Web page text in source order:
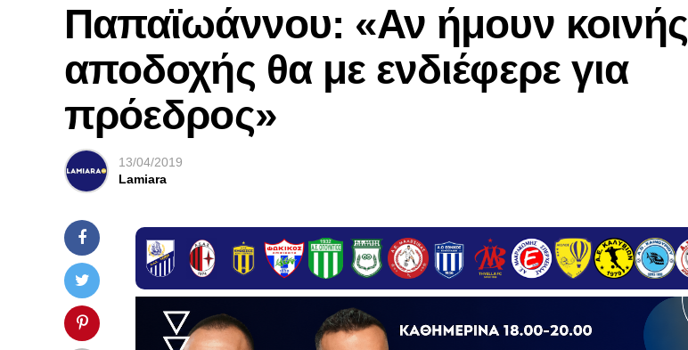
Παπαϊωάννου: «Αν ήμουν κοινής
αποδοχής θα με ενδιέφερε για
πρόεδρος»
13/04/2019
Lamiara